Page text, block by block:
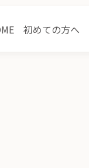
初めての方へ